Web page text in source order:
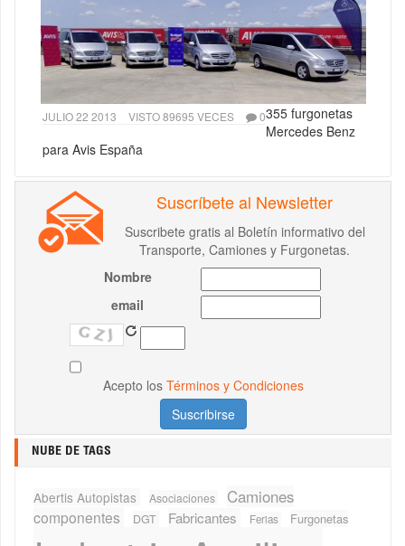
JULIO 22 2013 VISTO 89695 VECES 0355 furgonetas
Mercedes Benz
para Avis España
Suscríbete al Newsletter
Suscribete gratis al Boletín informativo del
Transporte, Camiones y Furgonetas.
Nombre
email
Acepto los Términos y Condiciones
NUBE DE TAGS
Abertis Autopistas Asociaciones Camiones
componentes DGT Fabricantes Ferias Furgonetas